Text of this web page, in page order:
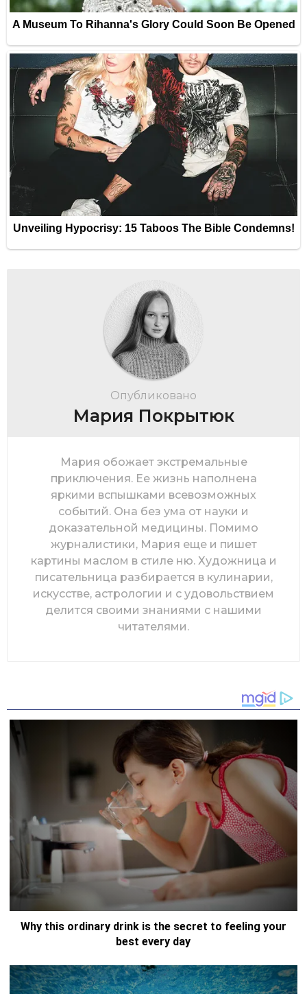
Опубликовано
Мария Покрытюк
Мария обожает экстремальные
приключения. Ее жизнь наполнена
яркими вспышками всевозможных
событий. Она без ума от науки и
доказательной медицины. Помимо
журналистики, Мария еще и пишет
картины маслом в стиле ню. Художница и
писательница разбирается в кулинарии,
искусстве, астрологии и с удовольствием
делится своими знаниями с нашими
читателями.